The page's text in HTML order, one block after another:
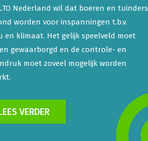
Nederland wil dat boeren en tuinders
worden voor inspanningen t.b.v.
en klimaat. Het gelijk speelveld moet
gewaarborgd en de controle- en
moet zoveel mogelijk worden
VERDER